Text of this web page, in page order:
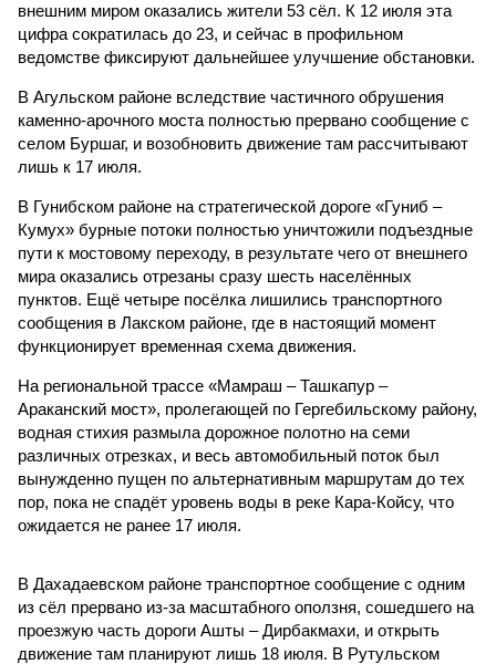
внешним миром оказались жители 53 сёл. К 12 июля эта
цифра сократилась до 23, и сейчас в профильном
ведомстве фиксируют дальнейшее улучшение обстановки.
В Агульском районе вследствие частичного обрушения
каменно-арочного моста полностью прервано сообщение с
селом Буршаг, и возобновить движение там рассчитывают
лишь к 17 июля.
В Гунибском районе на стратегической дороге «Гуниб –
Кумух» бурные потоки полностью уничтожили подъездные
пути к мостовому переходу, в результате чего от внешнего
мира оказались отрезаны сразу шесть населённых
пунктов. Ещё четыре посёлка лишились транспортного
сообщения в Лакском районе, где в настоящий момент
функционирует временная схема движения.
На региональной трассе «Мамраш – Ташкапур –
Араканский мост», пролегающей по Гергебильскому району,
водная стихия размыла дорожное полотно на семи
различных отрезках, и весь автомобильный поток был
вынужденно пущен по альтернативным маршрутам до тех
пор, пока не спадёт уровень воды в реке Кара-Койсу, что
ожидается не ранее 17 июля.
В Дахадаевском районе транспортное сообщение с одним
из сёл прервано из-за масштабного оползня, сошедшего на
проезжую часть дороги Ашты – Дирбакмахи, и открыть
движение там планируют лишь 18 июля. В Рутульском